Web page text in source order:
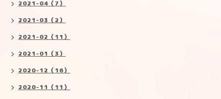
2021-04（7）
2021-03（2）
2021-02（11）
2021-01（3）
2020-12（16）
2020-11（11）